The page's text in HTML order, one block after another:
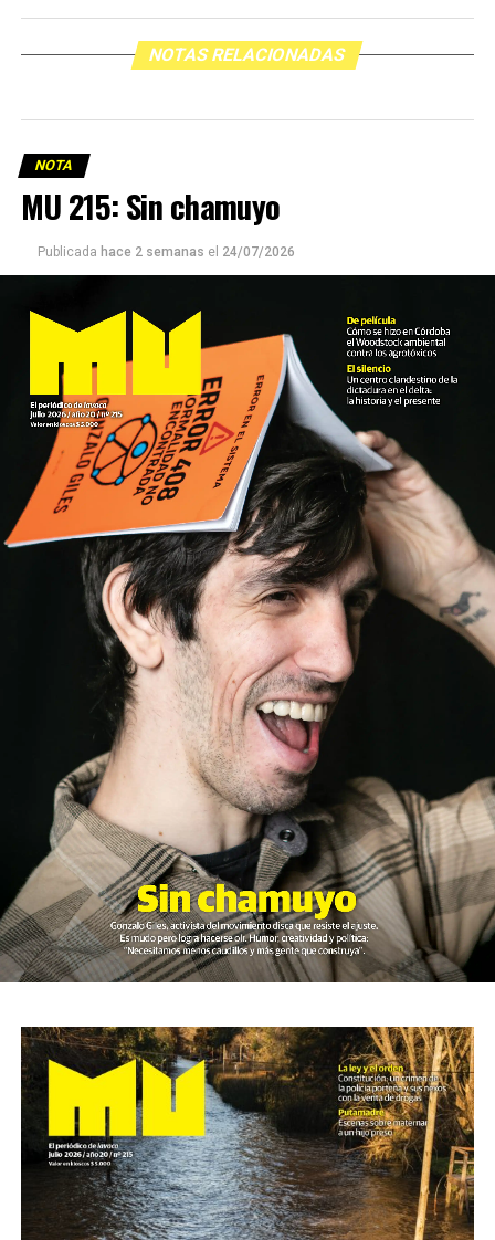
NOTAS RELACIONADAS
NOTA
MU 215: Sin chamuyo
Publicada hace 2 semanas el 24/07/2026